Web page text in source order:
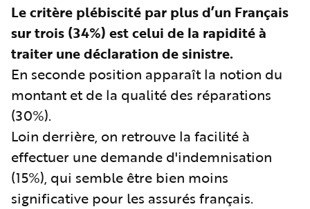
Le critère plébiscité par plus d’un Français
sur trois (34%) est celui de la rapidité à
traiter une déclaration de sinistre.
En seconde position apparaît la notion du
montant et de la qualité des réparations
(30%).
Loin derrière, on retrouve la facilité à
effectuer une demande d'indemnisation
(15%), qui semble être bien moins
significative pour les assurés français.